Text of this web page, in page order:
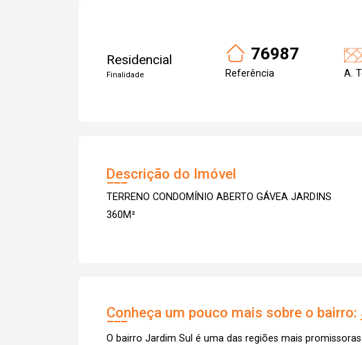
Residencial
Finalidade
76987
Referência A.
Descrição do Imóvel
TERRENO CONDOMÍNIO ABERTO GÁVEA JARDINS
360M²
Conheça um pouco mais sobre o bairro:
O bairro Jardim Sul é uma das regiões mais